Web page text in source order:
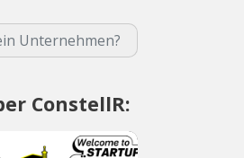
Unternehmen?
ConstellR: